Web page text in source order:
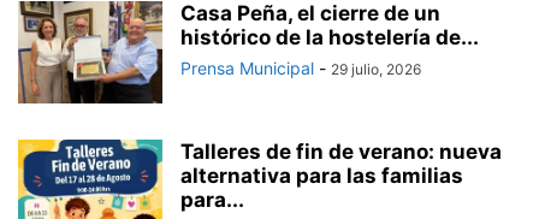
Casa Peña, el cierre de un
histórico de la hostelería de...
Prensa Municipal - 29 julio, 2026
Talleres de fin de verano: nueva
alternativa para las familias
para...